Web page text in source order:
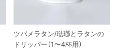
ツバメラタン/琺瑯とラタンの
ドリッパー（1〜4杯用）